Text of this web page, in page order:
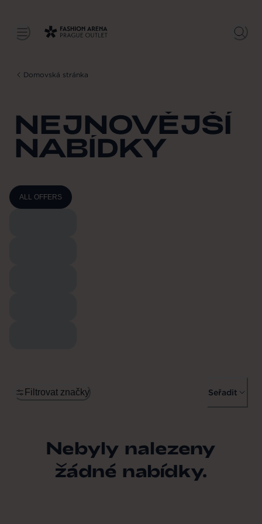
Domovská stránka
NEJNOVĚJŠÍ
NABÍDKY
ALL OFFERS
Filtrovat značky Seřadit
Nebyly nalezeny
žádné nabídky.